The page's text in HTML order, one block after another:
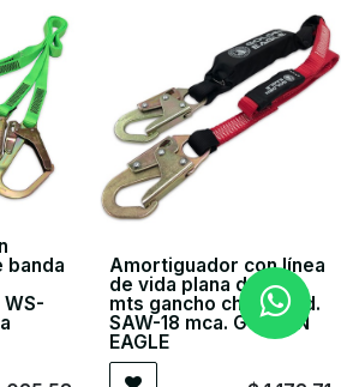
banda
Amortiguador con línea
de vida plana de 1.83
mts gancho chico mod.
SAW-18 mca. GOLDEN
EAGLE